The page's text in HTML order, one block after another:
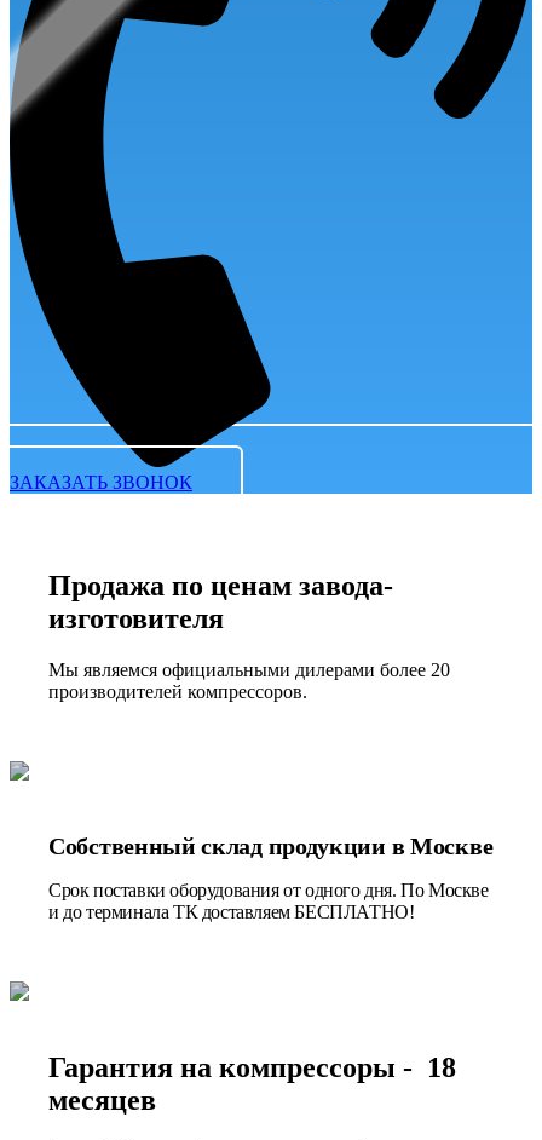
ЗАКАЗАТЬ ЗВОНОК
Продажа по ценам завода-
изготовителя
Мы являемся официальными дилерами более 20
производителей компрессоров.
Собственный склад продукции в Москве
Срок поставки оборудования от одного дня. По Москве
и до терминала ТК доставляем БЕСПЛАТНО!
Гарантия на компрессоры - 18
месяцев